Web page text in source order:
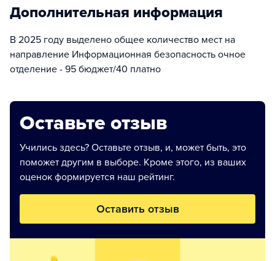
Дополнительная информация
В 2025 году выделено общее количество мест на
направление Информационная безопасность очное
отделение - 95 бюджет/40 платно
Оставьте отзыв
Учились здесь? Оставьте отзыв, и, может быть, это
поможет другим в выборе. Кроме этого, из ваших
оценок формируется наш рейтинг.
Оставить отзыв